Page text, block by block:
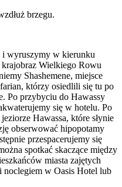
i wyruszymy w kierunku
Wielkiego Rowu
Shashemene, miejsce
którzy osiedlili się tu po
Po przybyciu do Hawassy
się w hotelu. Po
Hawassa, które słynie
obserwować hipopotamy
przespacerujemy się
spotkać skaczące między
miasta zajętych
w Oasis Hotel lub